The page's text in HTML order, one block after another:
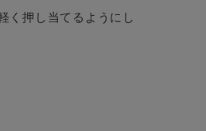
く押し当てるようにし